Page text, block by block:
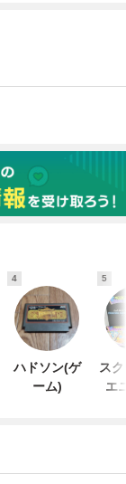
4
ハドソン(ゲ
ーム)
5
ス
エ